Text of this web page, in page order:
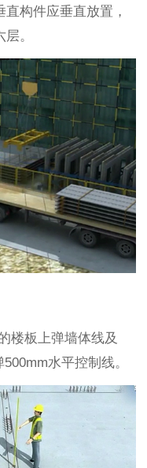
构件应垂直放置，
。
楼板上弹墙体线及
水平控制线。